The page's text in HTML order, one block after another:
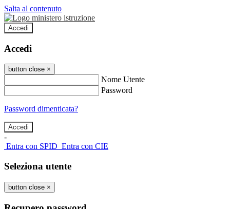
Salta al contenuto
Accedi
Accedi
button close ×
Nome Utente
Password
Password dimenticata?
-
Entra con SPID Entra con CIE
Seleziona utente
button close ×